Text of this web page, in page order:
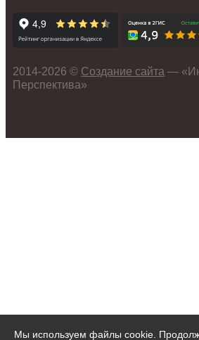
2014-2026 © Создание сайта —
Перспектива»
Мы используем файлы cookie.